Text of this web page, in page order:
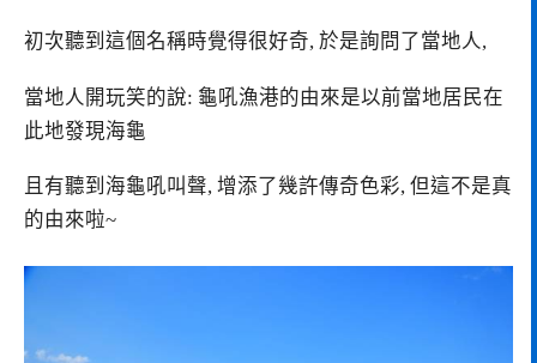
初次聽到這個名稱時覺得很好奇, 於是詢問了當地人,
當地人開玩笑的說: 龜吼漁港的由來是以前當地居民在
此地發現海龜
且有聽到海龜吼叫聲, 增添了幾許傳奇色彩, 但這不是真
的由來啦~